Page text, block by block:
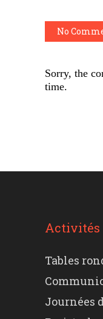
No
Sorry, the
time.
Activités
Tables
Journées